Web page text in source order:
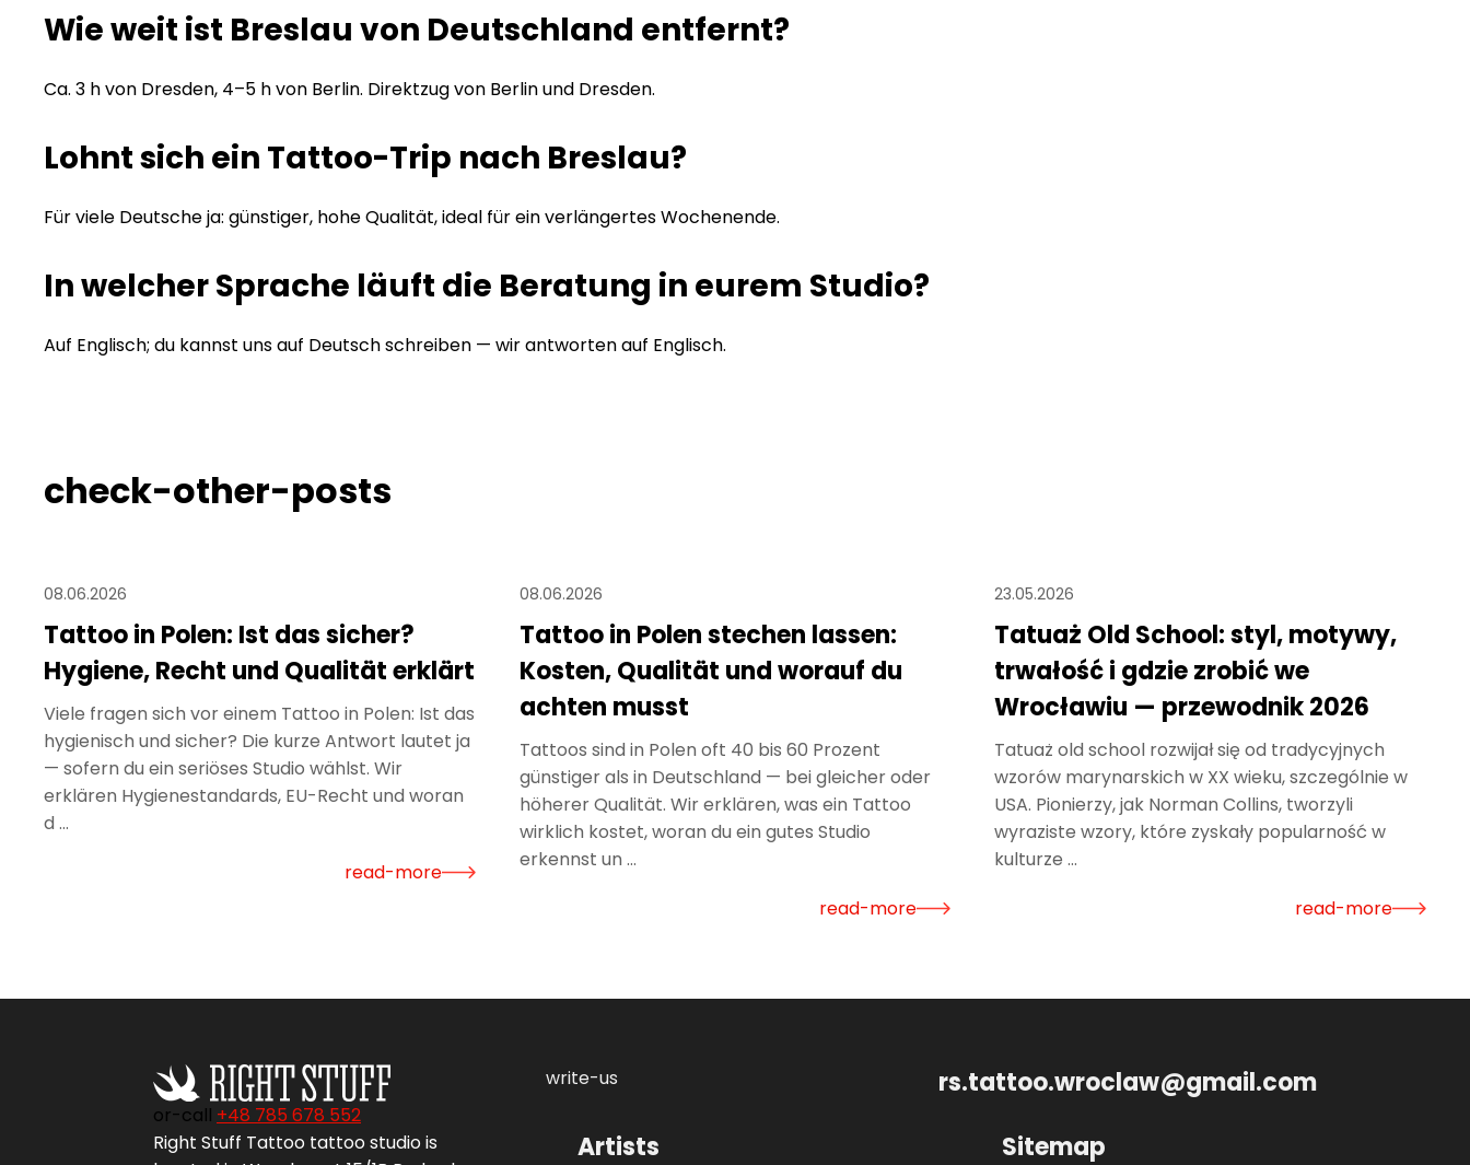
Wie weit ist Breslau von Deutschland entfernt?
Ca. 3 h von Dresden, 4–5 h von Berlin. Direktzug von Berlin und Dresden.
Lohnt sich ein Tattoo-Trip nach Breslau?
Für viele Deutsche ja: günstiger, hohe Qualität, ideal für ein verlängertes Wochenende.
In welcher Sprache läuft die Beratung in eurem Studio?
Auf Englisch; du kannst uns auf Deutsch schreiben — wir antworten auf Englisch.
check-other-posts
08.06.2026
Tattoo in Polen: Ist das sicher?
Hygiene, Recht und Qualität erklärt
Viele fragen sich vor einem Tattoo in Polen: Ist das
hygienisch und sicher? Die kurze Antwort lautet ja
— sofern du ein seriöses Studio wählst. Wir
erklären Hygienestandards, EU-Recht und woran
d ...
read-more
08.06.2026
Tattoo in Polen stechen lassen:
Kosten, Qualität und worauf du
achten musst
Tattoos sind in Polen oft 40 bis 60 Prozent
günstiger als in Deutschland — bei gleicher oder
höherer Qualität. Wir erklären, was ein Tattoo
wirklich kostet, woran du ein gutes Studio
erkennst un ...
read-more
23.05.2026
Tatuaż Old School: styl, motywy,
trwałość i gdzie zrobić we
Wrocławiu — przewodnik 2026
Tatuaż old school rozwijał się od tradycyjnych
wzorów marynarskich w XX wieku, szczególnie w
USA. Pionierzy, jak Norman Collins, tworzyli
wyraziste wzory, które zyskały popularność w
kulturze ...
read-more
write-us rs.tattoo.wroclaw@gmail.com
or-call +48 785 678 552‬
Right Stuff Tattoo tattoo studio is
Artists Sitemap